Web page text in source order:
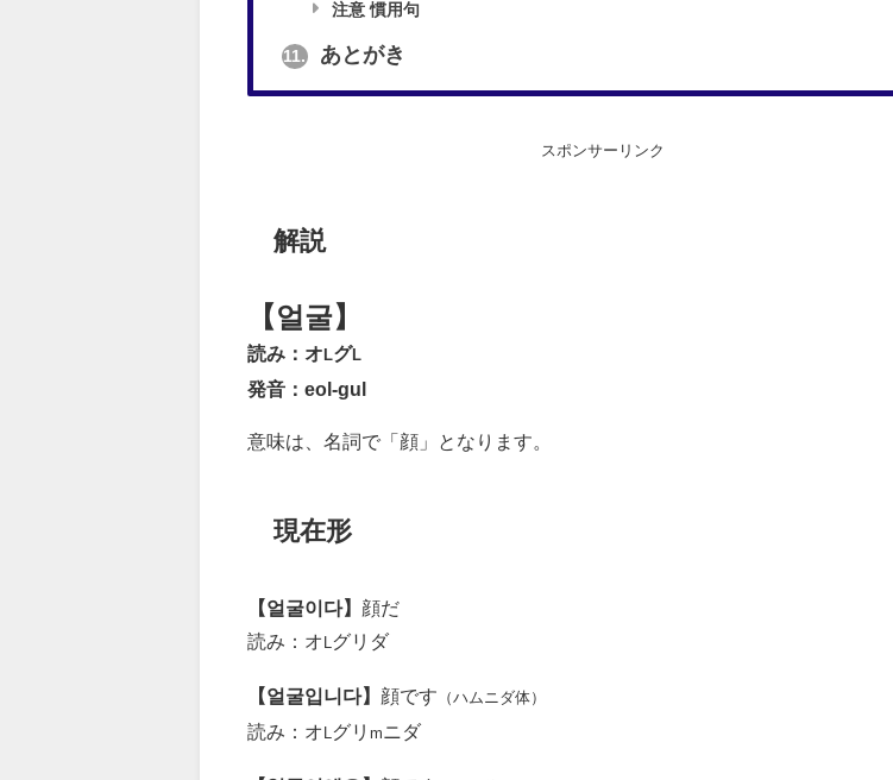
注意 慣用句
11. あとがき
スポンサーリンク
解説
【얼굴】
読み：オ Lグ L
発音：eol-gul
意味は、名詞で「顔」となります。
現在形
【얼굴이다】 顔だ
読み：オ グリダ
【얼굴입니다】 顔です （ハムニダ体）
読み：オ グリ m ニダ